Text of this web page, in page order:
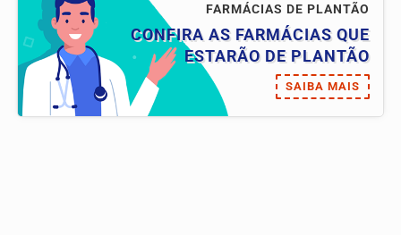
FARMÁCIAS DE PLANTÃO
CONFIRA AS FARMÁCIAS QUE
ESTARÃO DE PLANTÃO
SAIBA MAIS